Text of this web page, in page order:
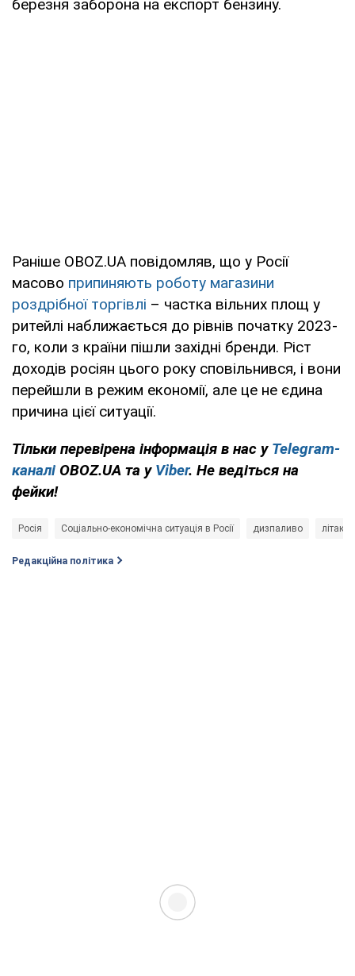
березня заборона на експорт бензину.
Раніше OBOZ.UA повідомляв, що у Росії
масово припиняють роботу магазини
роздрібної торгівлі – частка вільних площ у
ритейлі наближається до рівнів початку 2023-
го, коли з країни пішли західні бренди. Ріст
доходів росіян цього року сповільнився, і вони
перейшли в режим економії, але це не єдина
причина цієї ситуації.
Тільки перевірена інформація в нас у Telegram-
каналі OBOZ.UA та у Viber. Не ведіться на
фейки!
Росія Соціально-економічна ситуація в Росії дизпаливо літак
Редакційна політика